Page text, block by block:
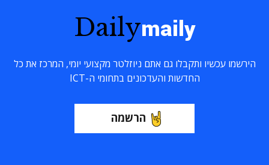
Dailymaily
הירשמו עכשיו ותקבלו גם אתם ניוזלטר מקצועי יומי, המרכז את כל
החדשות והעדכונים בתחומי ה-ICT
הרשמה